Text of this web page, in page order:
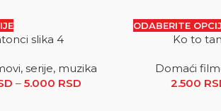
do 5.000 RSD
slika 4
serije, muzika
– 5.000 RSD Raspon cena: od 2.500
ODABERITE
Ko to
Domaći
2.500